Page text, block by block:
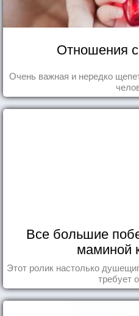
Отношения
Очень важная и нередко
Все большие
маминой
Этот ролик настолько
требует